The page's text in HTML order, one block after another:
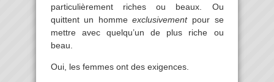
particulièrement riches ou beaux. Ou
quittent un hommeexclusivementpour se
mettre avec quelqu’un de plus riche ou
beau.
Oui, les femmes ont des exigences.